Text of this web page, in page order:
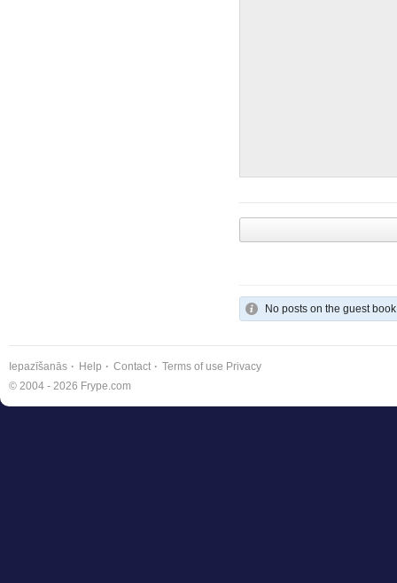
No posts on the guest book
Iepazīšanās Help Contact Terms of use Privacy
© 2004 - 2026 Frype.com